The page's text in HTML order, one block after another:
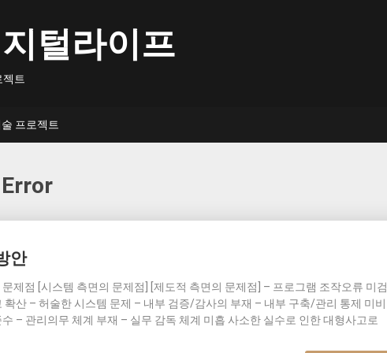
털라이프
트
프로젝트
안
문제점 [시스템 측면의 문제점] [제도적 측면의 문제점] – 프로그램 조작오류 미검
확산 – 허술한 시스템 문제 – 내부 검증/감사의 부재 – 내부 구축/관리 통제 미비
– 관리의무 체계 부재 – 실무 감독 체계 미흡 사소한 실수로 인한 대형사고로